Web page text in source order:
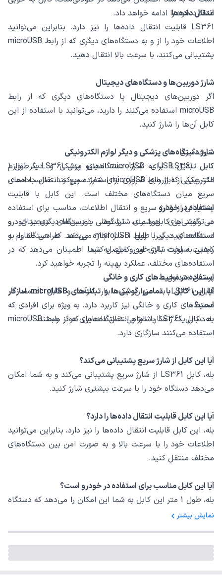
عملکرد خود را ادامه خواهد داد.
انتقال داده‌ها
LS361 قابلیت انتقال داده‌ها را نیز دارد، بنابراین می‌توانید
اطلاعات خود را از و به دستگاه‌های دیگری که از رابط microUSB
پشتیبانی می‌کنند، با سرعت بالا انتقال دهید.
شارژ دوربین‌ها و دستگاه‌های دیجیتال
اگر دوربین‌های دیجیتال یا دستگاه‌های دیگری که از رابط
microUSB استفاده می‌کنند را دارید، می‌توانید با استفاده از این
کابل آن‌ها را شارژ کنید.
شارژ دستگاه‌های پزشکی و دیگر لوازم الکترونیکی
کابل LS361 برای شارژ دستگاه‌های پزشکی و دیگر لوازم
الکترونیکی که از رابط microUSB استفاده می‌کنند، مناسب است.
استفاده در خودرو
می‌توانید این کابل را برای شارژ گوشی یا دستگاه دیگری در خودرو
استفاده کنید، زیرا طول 1 متر اجازه می‌دهد که دستگاه را به
راحتی به پورت شارژ خودرو متصل کنید.
استفاده در محیط‌های کاری و خانگی
کابل LS361 به عنوان یک ابزار کارآمد و قابل اعتماد در
محیط‌های کاری و خانگی نیز کاربرد دارد، به ویژه برای افرادی که
به دنبال یک راهکار شارژ و انتقال داده‌های موثر هستند.
نتیجه‌گیری
کابل تبدیل USB به microUSB الدینیو مدل LS361 با طول 1
متر، یکی از ابزارهای ضروری برای شارژ سریع و انتقال داده‌های
سریع میان دستگاه‌های مختلف است. این کابل با قابلیت
پشتیبانی از شارژ سریع و انتقال اطلاعات، مناسب برای استفاده
در گوشی‌های هوشمند، تبلت‌ها، دوربین‌های دیجیتال، و
دستگاه‌های دیگر با رابط microUSB می‌باشد. طراحی مقاوم و
کیفیت ساخت بالای این کابل، به شما اطمینان می‌دهد که در
استفاده‌های مختلف، عملکرد بهینه را تجربه خواهید کرد.
پرسش متداول
آیا این کابل با تمامی گوشی‌ها و تبلت‌های microUSB سازگار
است؟
بله، کابل LS361 با تمامی دستگاه‌هایی که از رابط microUSB
استفاده می‌کنند سازگاری دارد.
آیا این کابل از شارژ سریع پشتیبانی می‌کند؟
بله، کابل LS361 از شارژ سریع پشتیبانی می‌کند و به شما امکان
می‌دهد دستگاه خود را با سرعت بیشتری شارژ کنید.
آیا این کابل قابلیت انتقال داده‌ها را دارد؟
بله، این کابل قابلیت انتقال داده‌ها را نیز دارد، بنابراین می‌توانید
اطلاعات خود را با سرعت بالا و به صورت امن بین دستگاه‌های
مختلف منتقل کنید.
آیا این کابل مناسب برای استفاده در خودرو است؟
بله، طول 1 متر این کابل به شما این امکان را می‌دهد که دستگاه
خود را به راحتی به پورت شارژ خودرو متصل کنید.
بله، این کابل با طراحی مقاوم و با کیفیت، در برابر سایش و
نمایش بیشتر